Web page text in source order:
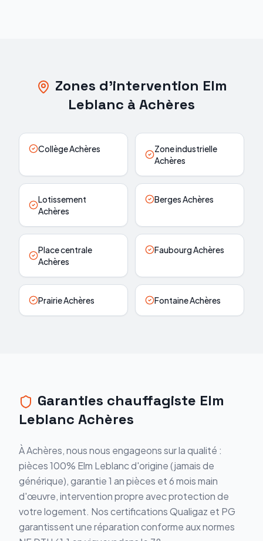
Zones d'intervention Elm
Leblanc à Achères
Collège Achères
Zone industrielle
Achères
Lotissement
Achères
Berges Achères
Place centrale
Achères
Faubourg Achères
Prairie Achères Fontaine Achères
Garanties chauffagiste Elm
Leblanc Achères
À Achères, nous nous engageons sur la qualité :
pièces 100% Elm Leblanc d'origine (jamais de
générique), garantie 1 an pièces et 6 mois main
d'œuvre, intervention propre avec protection de
votre logement. Nos certifications Qualigaz et PG
garantissent une réparation conforme aux normes